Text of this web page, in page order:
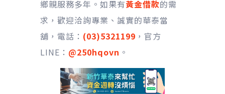
鄉親服務多年。如果有黃金借款的需
求，歡迎洽詢專業、誠實的華泰當
舖，電話： (03)5321199 ，官方
LINE： @250hqovn 。